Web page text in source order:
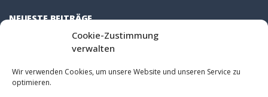
Cookie-Zustimmung
verwalten
Wir verwenden Cookies, um unsere Website und unseren Service zu
optimieren.
NEUESTE BEITRÄGE
10 Jähriges Jubiläum